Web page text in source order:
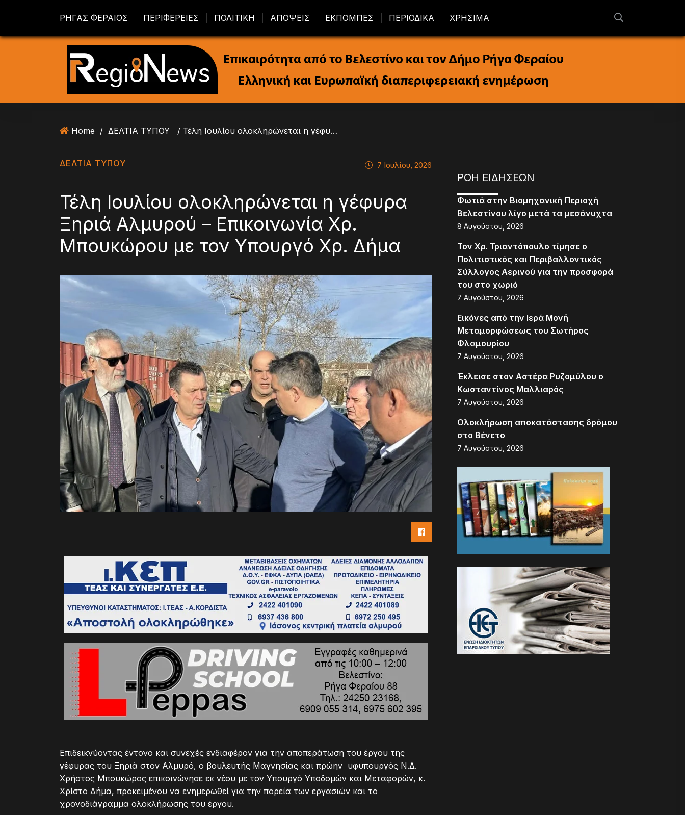
ΡΗΓΑΣ ΦΕΡΑΙΟΣ ΠΕΡΙΦΕΡΕΙΕΣ ΠΟΛΙΤΙΚΗ ΑΠΟΨΕΙΣ ΕΚΠΟΜΠΕΣ ΠΕΡΙΟΔΙΚΑ ΧΡΗΣΙΜΑ
Home / ΔΕΛΤΙΑ ΤΥΠΟΥ / Τέλη Ιουλίου ολοκληρώνεται η γέφυρα Ξηριά Αλμυρού – Επικοινωνία Χρ. Μπουκώρου με τον Υπουργό Χρ. Δήμα
ΔΕΛΤΙΑ ΤΥΠΟΥ 7 Ιουλίου, 2026
Τέλη Ιουλίου ολοκληρώνεται η γέφυρα
Ξηριά Αλμυρού – Επικοινωνία Χρ.
Μπουκώρου με τον Υπουργό Χρ. Δήμα
Επιδεικνύοντας έντονο και συνεχές ενδιαφέρον για την αποπεράτωση του έργου της
γέφυρας του Ξηριά στον Αλμυρό, ο βουλευτής Μαγνησίας και πρώην υφυπουργός Ν.Δ.
Χρήστος Μπουκώρος επικοινώνησε εκ νέου με τον Υπουργό Υποδομών και Μεταφορών, κ.
Χρίστο Δήμα, προκειμένου να ενημερωθεί για την πορεία των εργασιών και το
χρονοδιάγραμμα ολοκλήρωσης του έργου.
ΡΟΗ ΕΙΔΗΣΕΩΝ
Φωτιά στην Βιομηχανική Περιοχή
Βελεστίνου λίγο μετά τα μεσάνυχτα
8 Αυγούστου, 2026
Τον Χρ. Τριαντόπουλο τίμησε ο
Πολιτιστικός και Περιβαλλοντικός
Σύλλογος Αερινού για την προσφορά
του στο χωριό
7 Αυγούστου, 2026
Εικόνες από την Ιερά Μονή
Μεταμορφώσεως του Σωτήρος
Φλαμουρίου
7 Αυγούστου, 2026
Έκλεισε στον Αστέρα Ρυζομύλου ο
Κωσταντίνος Μαλλιαρός
7 Αυγούστου, 2026
Ολοκλήρωση αποκατάστασης δρόμου
στο Βένετο
7 Αυγούστου, 2026